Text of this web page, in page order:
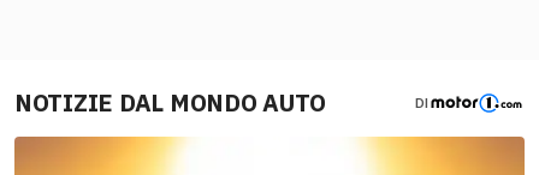
NOTIZIE DAL MONDO AUTO DI